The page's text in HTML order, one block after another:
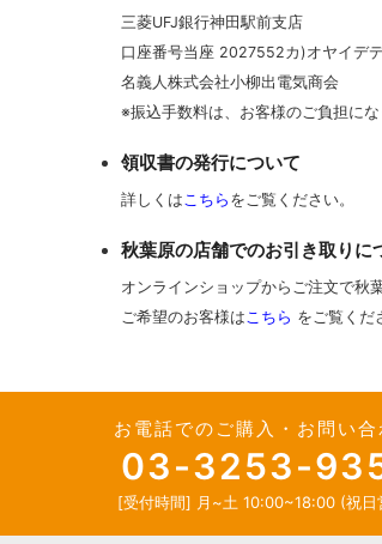
三菱UFJ銀行神田駅前支店
口座番号当座 2027552カ)オヤイデ
名義人株式会社小柳出電気商会
※振込手数料は、お客様のご負担にな
領収書の発行について
詳しくはこちら をご覧ください。
秋葉原の店舗でのお引き取りに
オンラインショップからご注文で秋
ご希望のお客様はこちら をご覧くだ
お電話でのご購入・お問い合
03-3253-
[受付時間] 月~土 10:00~18:00 (祝日